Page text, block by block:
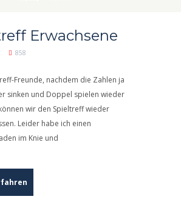
Erwachsene
858
Freunde, nachdem die Zahlen ja
sinken und Doppel spielen wieder
wir den Spieltreff wieder
Leider habe ich einen
im Knie und